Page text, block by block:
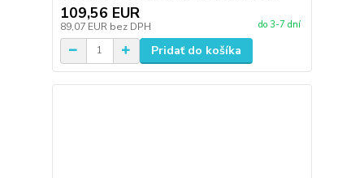
109,56 EUR
89,07 EUR bez DPH do 3-7 dní
Pridať do košíka